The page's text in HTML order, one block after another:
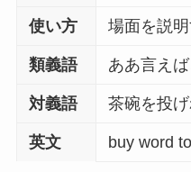
使い方 場面を説
類義語 ああ言え
対義語 茶碗を投
英文 buy word